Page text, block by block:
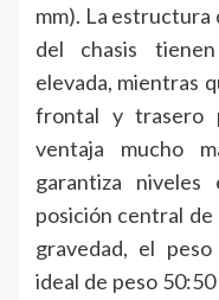
mm). La estructura
del chasis
elevada, mientras
frontal y trasero
ventaja mucho
garantiza niveles
posición central
gravedad, el
ideal de peso